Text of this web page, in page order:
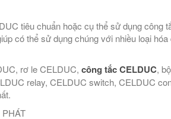
tiêu chuẩn hoặc cụ thể sử dụng công
có thể sử dụng chúng với nhiều loại
rơ le CELDUC, công tắc CELDUC,
relay, CELDUC switch, CELDUC